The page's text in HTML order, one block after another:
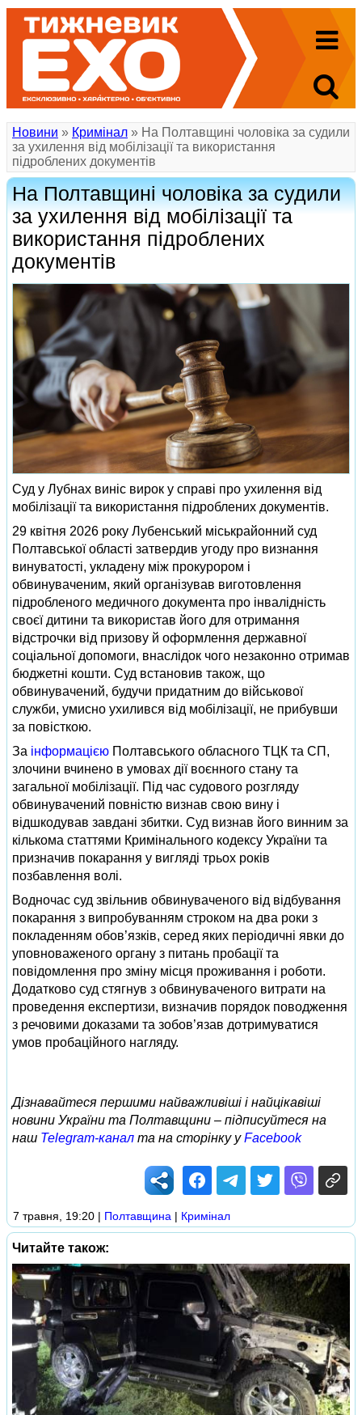
Новини » Кримінал » На Полтавщині чоловіка за судили
за ухилення від мобілізації та використання
підроблених документів
На Полтавщині чоловіка за судили
за ухилення від мобілізації та
використання підроблених
документів
Суд у Лубнах виніс вирок у справі про ухилення від
мобілізації та використання підроблених документів.
29 квітня 2026 року Лубенський міськрайонний суд
Полтавської області затвердив угоду про визнання
винуватості, укладену між прокурором і
обвинуваченим, який організував виготовлення
підробленого медичного документа про інвалідність
своєї дитини та використав його для отримання
відстрочки від призову й оформлення державної
соціальної допомоги, внаслідок чого незаконно отримав
бюджетні кошти. Суд встановив також, що
обвинувачений, будучи придатним до військової
служби, умисно ухилився від мобілізації, не прибувши
за повісткою.
За інформацією Полтавського обласного ТЦК та СП,
злочини вчинено в умовах дії воєнного стану та
загальної мобілізації. Під час судового розгляду
обвинувачений повністю визнав свою вину і
відшкодував завдані збитки. Суд визнав його винним за
кількома статтями Кримінального кодексу України та
призначив покарання у вигляді трьох років
позбавлення волі.
Водночас суд звільнив обвинуваченого від відбування
покарання з випробуванням строком на два роки з
покладенням обов’язків, серед яких періодичні явки до
уповноваженого органу з питань пробації та
повідомлення про зміну місця проживання і роботи.
Додатково суд стягнув з обвинуваченого витрати на
проведення експертизи, визначив порядок поводження
з речовими доказами та зобов’язав дотримуватися
умов пробаційного нагляду.
Дізнавайтеся першими найважливіші і найцікавіші
новини України та Полтавщини – підписуйтеся на
наш Telegram-канал та на сторінку уFacebook
7 травня, 19:20 | Полтавщина | Кримінал
Читайте також: